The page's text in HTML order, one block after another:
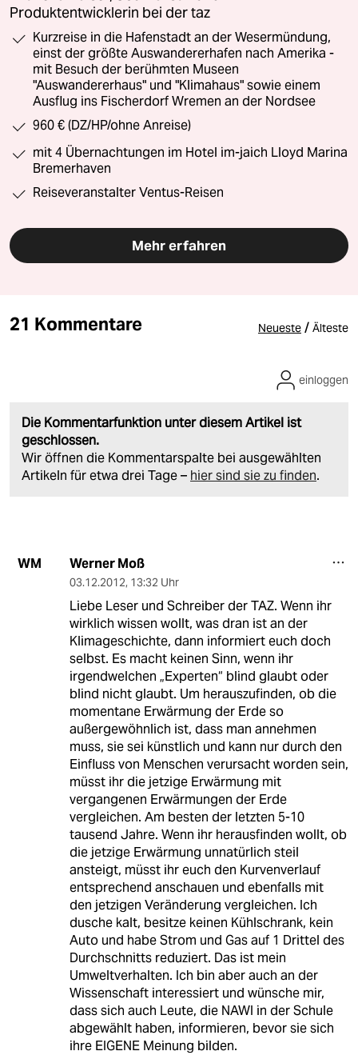
Produktentwicklerin bei der taz
Kurzreise in die Hafenstadt an der Wesermündung,
einst der größte Auswandererhafen nach Amerika -
mit Besuch der berühmten Museen
"Auswandererhaus" und "Klimahaus" sowie einem
Ausflug ins Fischerdorf Wremen an der Nordsee
960 € (DZ/HP/ohne Anreise)
mit 4 Übernachtungen im Hotel im-jaich Lloyd Marina
Bremerhaven
Reiseveranstalter Ventus-Reisen
Mehr erfahren
21 Kommentare Neueste / Älteste
Die Kommentarfunktion unter diesem Artikel ist
geschlossen.
Wir öffnen die Kommentarspalte bei ausgewählten
Artikeln für etwa drei Tage – hier sind sie zu finden.
einloggen
WM Werner Moß
03.12.2012, 13:32 Uhr
Liebe Leser und Schreiber der TAZ. Wenn ihr
wirklich wissen wollt, was dran ist an der
Klimageschichte, dann informiert euch doch
selbst. Es macht keinen Sinn, wenn ihr
irgendwelchen „Experten“ blind glaubt oder
blind nicht glaubt. Um herauszufinden, ob die
momentane Erwärmung der Erde so
außergewöhnlich ist, dass man annehmen
muss, sie sei künstlich und kann nur durch den
Einfluss von Menschen verursacht worden sein,
müsst ihr die jetzige Erwärmung mit
vergangenen Erwärmungen der Erde
vergleichen. Am besten der letzten 5-10
tausend Jahre. Wenn ihr herausfinden wollt, ob
die jetzige Erwärmung unnatürlich steil
ansteigt, müsst ihr euch den Kurvenverlauf
entsprechend anschauen und ebenfalls mit
den jetzigen Veränderung vergleichen. Ich
dusche kalt, besitze keinen Kühlschrank, kein
Auto und habe Strom und Gas auf 1 Drittel des
Durchschnitts reduziert. Das ist mein
Umweltverhalten. Ich bin aber auch an der
Wissenschaft interessiert und wünsche mir,
dass sich auch Leute, die NAWI in der Schule
abgewählt haben, informieren, bevor sie sich
ihre EIGENE Meinung bilden.